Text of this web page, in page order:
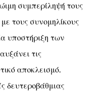
συμπερίληψή τους
τους συνομηλίκους
υποστήριξη των
τις
αποκλεισμό.
δευτεροβάθμιας